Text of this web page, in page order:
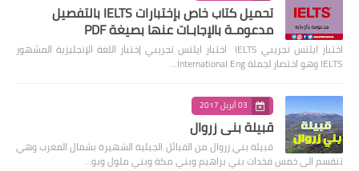
تحميل كتاب خاص بإختبارات IELTS بالتفصيل
مدعومـة بالإجابـات عنها بصيغة PDF
اختبار ايلتس تجريبي IELTS اختبار ايلتس تجريبي إختبار اللغة الإنجليزية المشهور
IELTS وهو اختصار لجملة International Eng…
03 أبريل 2017
قبيلة بني زروال
قبيلة بني زروال من القبائل الجبلية الشهيرة بشمال المغرب وهي
تنقسم الى خمس فخدات بني براهيم وبني مكة وبني ملول وبو…